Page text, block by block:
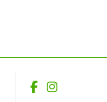
Facebook
Instagram